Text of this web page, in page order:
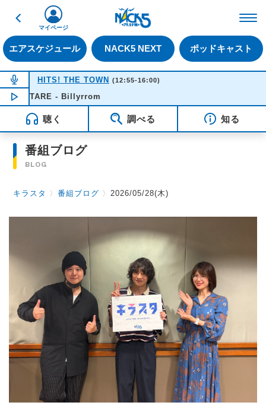
戻る
エアスケジュール NACK5 NEXT ポッドキャスト
マイページ
NOW ON AIR
HITS! THE TOWN (12:55-16:00)
NOW PLAYING14:14
- Billyrrom
聴く 調べる 知る
番組ブログ
BLOG
キラスタ 〉番組ブログ 〉2026/05/28(木)